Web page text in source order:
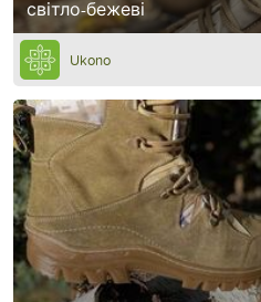
світло-бежеві
Ukono